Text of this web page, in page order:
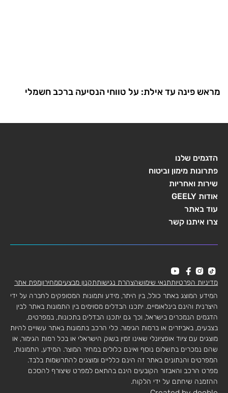
מראש פינה עד אילת: על טווחי הנסיעה ברכב חשמלי
הדגמים שלנו
פתרונות מימון וביטוח
שירות ואחריות
אודות GEELY
עוד באתר
צרו איתנו קשר
מדיניות הפרטיותתנאי שימושהצהרת נגישותתקנון מבצעיםמחירוןמפת אתר
המידע המוצג באתר כולל, בין היתר, מידע ותמונות המסופקים לחברה על ידי
היצרנית והינם בינלאומיים. יתכנו הבדלים מסוימים בין התמונות באתר לבין
הדגמים הנמכרים בישראל, וכך גם יתכנו הבדלים בתכונות, במפרטים,
בצבעים, באביזרים או ברמות הגימור. כלי הרכב בתמונות באתר עשויים להיות
מוצגים עם ציוד אופציונלי שאינו זמין בשוק הישראלי או בכל רמות הגימור, או
שהם נמכרים בתשלום נוסף ואינם כלולים במחיר המוצר. המידע, התמונות,
המפרטים והנתונים באתר זה הינם כלליים ומוצגים להתרשמות בלבד.
מפרט הרכב והאבזור הקובעים הינם בהתאם למפרט שיצורף להסכם
ההזמנה שיחתם על ידי הלקוח.